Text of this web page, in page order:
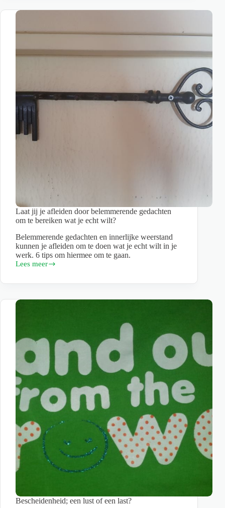
een
Laat jij je afleiden door belemmerende gedachten
om te bereiken wat je echt wilt?
Belemmerende gedachten en innerlijke weerstand
kunnen je afleiden om te doen wat je echt wilt in je
werk. 6 tips om hiermee om te gaan.
Lees meer
Laat
je
door
bereiken
wat
echt
wilt?
Bescheidenheid; een lust of een last?